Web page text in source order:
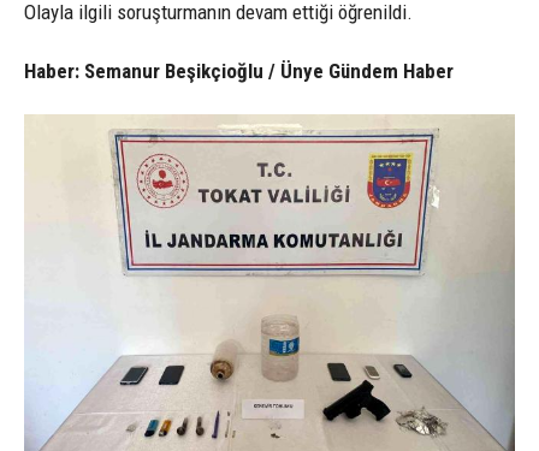
Olayla ilgili soruşturmanın devam ettiği öğrenildi.
Haber: Semanur Beşikçioğlu / Ünye Gündem Haber